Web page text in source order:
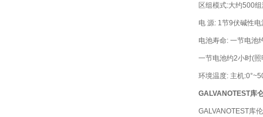
区组模式:大约500
电 源: 1节9伏碱性
电池寿命: 一节电池
一节电池约2小时(照
环境温度: 主机
GALVANOTEST库
GALVANOTEST库